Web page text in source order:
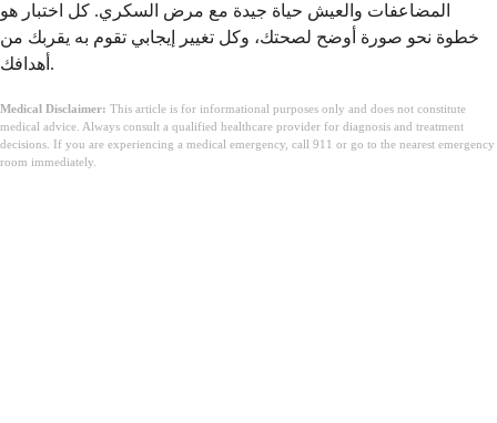
المضاعفات والعيش حياة جيدة مع مرض السكري. كل اختبار هو
خطوة نحو صورة أوضح لصحتك، وكل تغيير إيجابي تقوم به يقربك من
أهدافك.
Medical Disclaimer: This article is for informational purposes only and does not constitute
medical advice. Always consult a qualified healthcare provider for diagnosis and treatment
decisions. If you are experiencing a medical emergency, call 911 or go to the nearest emergency
room immediately.